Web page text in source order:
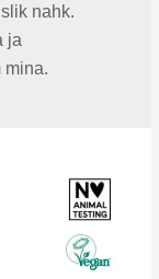
nahk.
ja
mina.